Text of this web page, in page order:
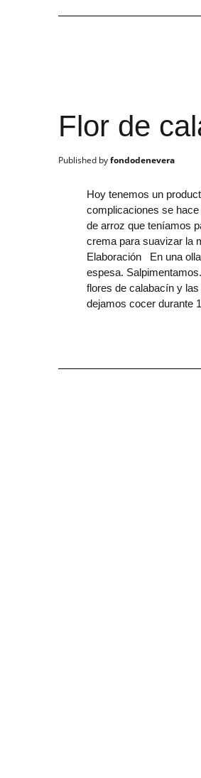
Flor de
fondodenevera
Hoy tenemos un
complicaciones se
de arroz que teníamos
crema para suavizar la
Elaboración En una
espesa.
flores de calabacín y
dejamos cocer durante